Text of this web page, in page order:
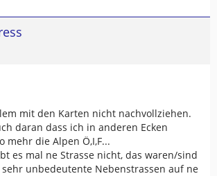
mit den Karten nicht nachvollziehen.
daran dass ich in anderen Ecken
mehr die Alpen Ö,I,F...
es mal ne Strasse nicht, das waren/sind
unbedeutente Nebenstrassen auf ne